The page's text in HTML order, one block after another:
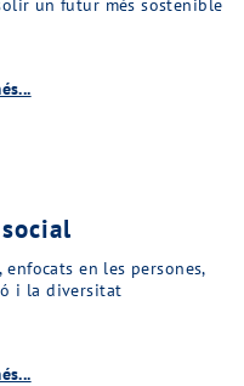
en les persones,
i la diversitat